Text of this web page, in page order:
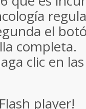
el
completa.
clic en las
player!